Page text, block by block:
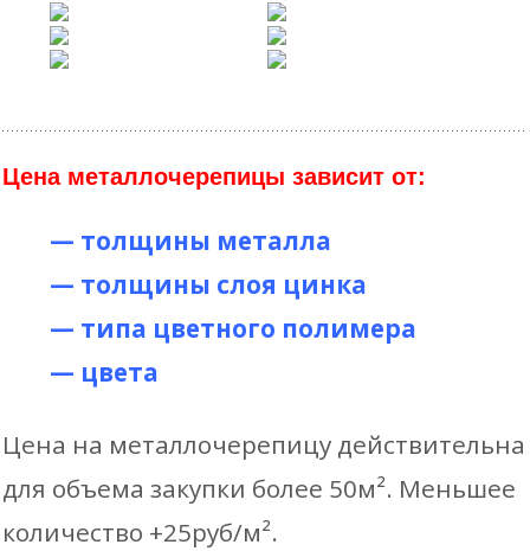
Цена металлочерепицы зависит от:
— толщины металла
— толщины слоя цинка
— типа цветного полимера
— цвета
Цена на металлочерепицу действительна
для объема закупки более 50м². Меньшее
количество +25руб/м².